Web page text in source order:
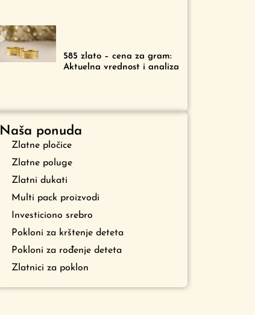
585 zlato – cena za gram:
Aktuelna vrednost i analiza
Naša ponuda
Zlatne pločice
Zlatne poluge
Zlatni dukati
Multi pack proizvodi
Investiciono srebro
Pokloni za krštenje deteta
Pokloni za rođenje deteta
Zlatnici za poklon